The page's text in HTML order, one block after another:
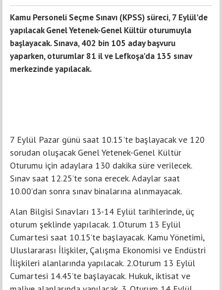
Kamu Personeli Seçme Sınavı (KPSS) süreci, 7 Eylül'de
yapılacak Genel Yetenek-Genel Kültür oturumuyla
başlayacak. Sınava, 402 bin 105 aday başvuru
yaparken, oturumlar 81 il ve Lefkoşa'da 135 sınav
merkezinde yapılacak.
7 Eylül Pazar günü saat 10.15'te başlayacak ve 120
sorudan oluşacak Genel Yetenek-Genel Kültür
Oturumu için adaylara 130 dakika süre verilecek.
Sınav saat 12.25’te sona erecek. Adaylar saat
10.00’dan sonra sınav binalarına alınmayacak.
Alan Bilgisi Sınavları 13-14 Eylül tarihlerinde, üç
oturum şeklinde yapılacak. 1.Oturum 13 Eylül
Cumartesi saat 10.15’te başlayacak. Kamu Yönetimi,
Uluslararası İlişkiler, Çalışma Ekonomisi ve Endüstri
İlişkileri alanlarında yapılacak. 2.Oturum 13 Eylül
Cumartesi 14.45’te başlayacak. Hukuk, iktisat ve